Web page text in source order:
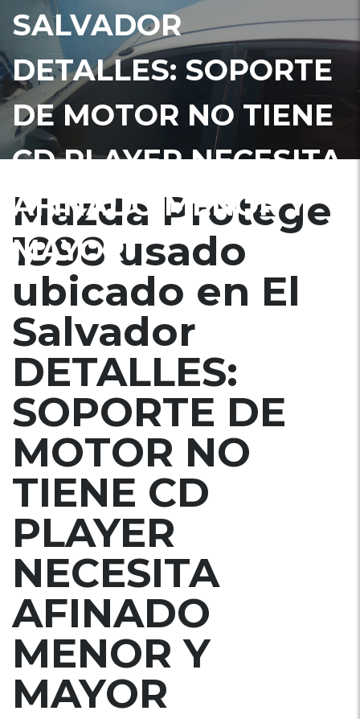
SALVADOR
DETALLES: SOPORTE
DE MOTOR NO TIENE
CD PLAYER NECESITA
AFINADO MENOR Y
MAYOR
Mazda Protege
1998 usado
ubicado en El
Salvador
DETALLES:
SOPORTE DE
MOTOR NO
TIENE CD
PLAYER
NECESITA
AFINADO
MENOR Y
MAYOR